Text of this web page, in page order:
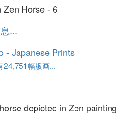
Zen Horse - 6
...
- Japanese Prints
24,751幅版画...
depicted in Zen painting